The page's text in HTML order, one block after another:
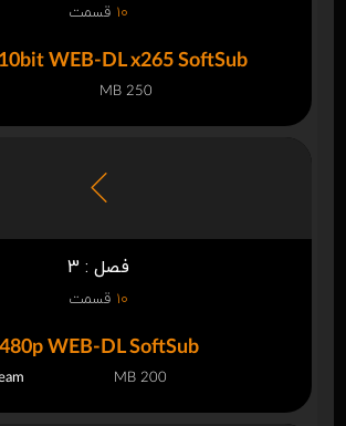
10 قسمت
WEB-DL x265 SoftSub
250 MB
فصل : 3
10 قسمت
480p WEB-DL SoftSub
200 MB